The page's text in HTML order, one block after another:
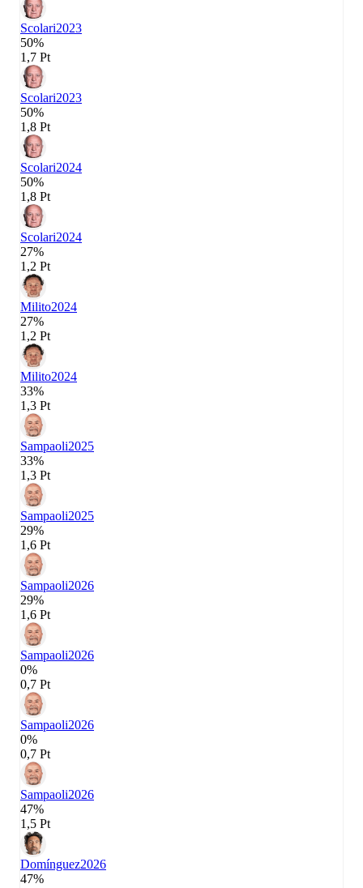
Scolari2023
50%
1,7 Pt
Scolari2023
50%
1,8 Pt
Scolari2024
50%
1,8 Pt
Scolari2024
27%
1,2 Pt
Milito2024
27%
1,2 Pt
Milito2024
33%
1,3 Pt
Sampaoli2025
33%
1,3 Pt
Sampaoli2025
29%
1,6 Pt
Sampaoli2026
29%
1,6 Pt
Sampaoli2026
0%
0,7 Pt
Sampaoli2026
0%
0,7 Pt
Sampaoli2026
47%
1,5 Pt
Domínguez2026
47%